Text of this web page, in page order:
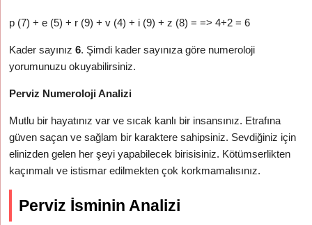
p (7) + e (5) + r (9) + v (4) + i (9) + z (8) = => 4+2 = 6
Kader sayınız6. Şimdi kader sayınıza göre numeroloji
yorumunuzu okuyabilirsiniz.
Perviz Numeroloji Analizi
Mutlu bir hayatınız var ve sıcak kanlı bir insansınız. Etrafına
güven saçan ve sağlam bir karaktere sahipsiniz. Sevdiğiniz için
elinizden gelen her şeyi yapabilecek birisisiniz. Kötümserlikten
kaçınmalı ve istismar edilmekten çok korkmamalısınız.
Perviz İsminin Analizi